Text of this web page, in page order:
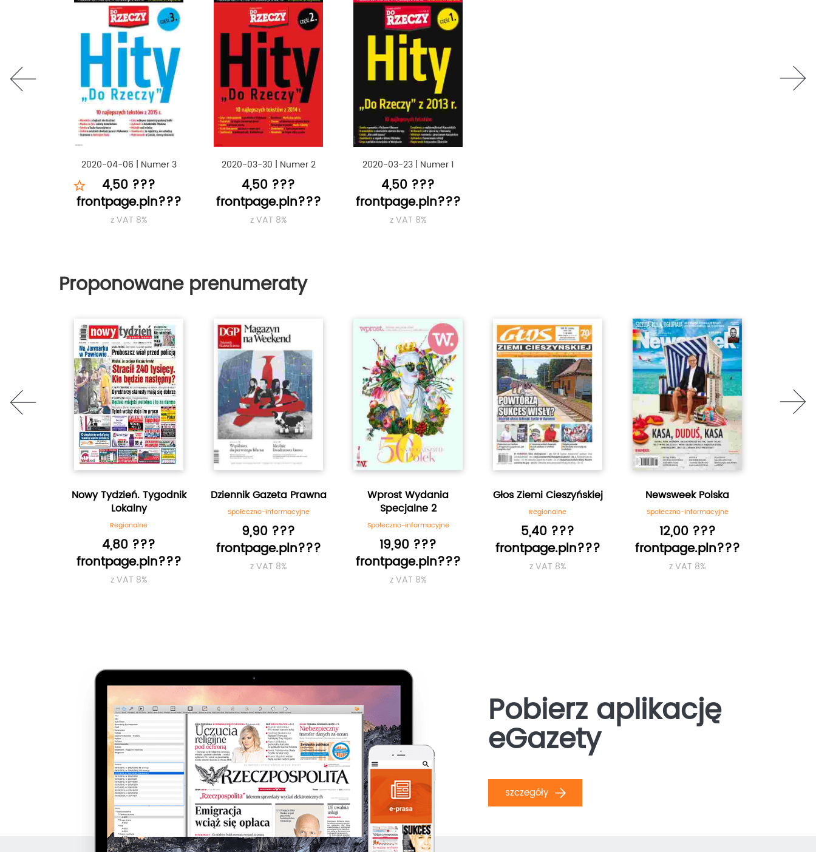
2020-04-06 | Numer 3
4,50 ???
frontpage.pln???
z VAT 8%
2020-03-30 | Numer 2
4,50 ???
frontpage.pln???
z VAT 8%
2020-03-23| Numer 1
4,50 ???
frontpage.pln???
z VAT 8%
prev
Proponowane prenumeraty
Nowy Tydzień. Tygodnik
Lokalny
Regionalne
4,80 ???
frontpage.pln???
z VAT 8%
Dziennik Gazeta Prawna
Społeczno-informacyjne
9,90 ???
frontpage.pln???
z VAT 8%
Wprost Wydania
Specjalne 2
Społeczno-informacyjne
19,90 ???
frontpage.pln???
z VAT 8%
Głos Ziemi Cieszyńskiej
Regionalne
5,40 ???
frontpage.pln???
z VAT 8%
Newsweek Polska
Społeczno-informacyjne
12,00 ???
frontpage.pln???
z VAT 8%
prev
next
Pobierz aplikację
eGazety
szczegóły